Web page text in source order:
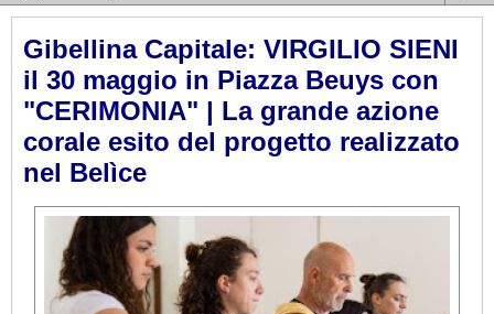
Gibellina Capitale: VIRGILIO SIENI
il 30 maggio in Piazza Beuys con
"CERIMONIA" | La grande azione
corale esito del progetto realizzato
nel Belìce